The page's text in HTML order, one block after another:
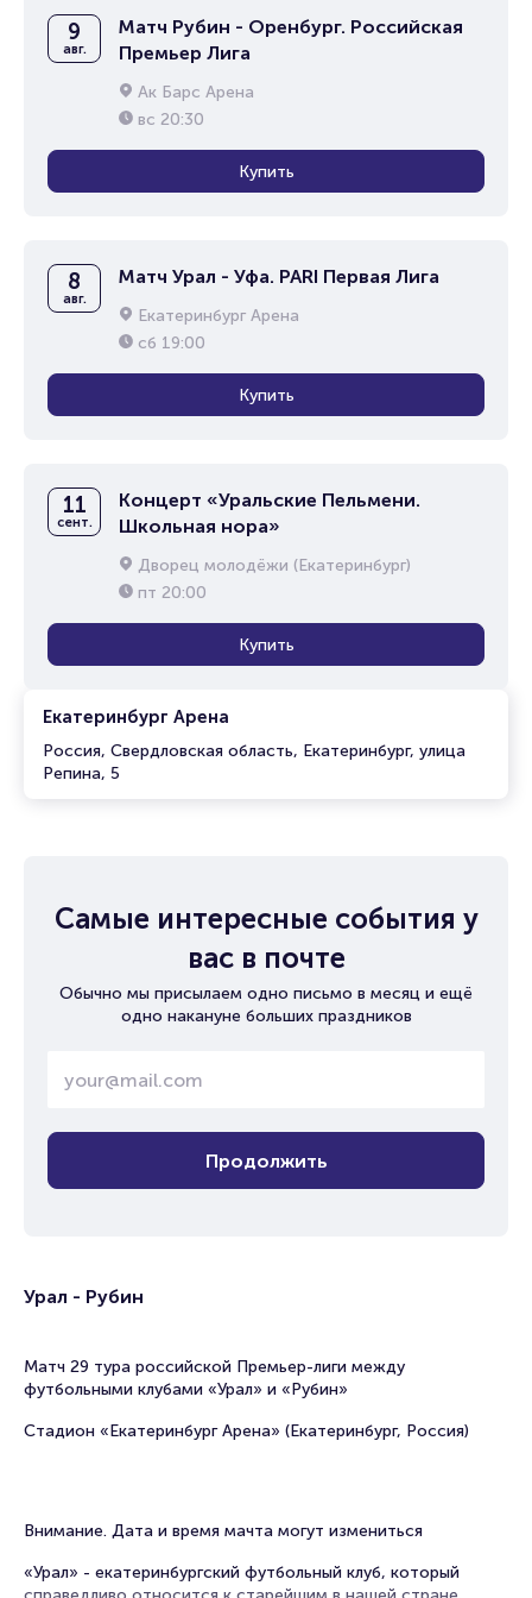
Екатеринбург Арена
Россия, Свердловская область, Екатеринбург, улица
Репина, 5
9
авг.
Матч Рубин - Оренбург. Российская
Премьер Лига
Ак Барс Арена
вс 20:30
Купить
8
авг.
Матч Урал - Уфа. PARI Первая Лига
Екатеринбург Арена
сб 19:00
Купить
11
сент.
Концерт «Уральские Пельмени.
Школьная нора»
Дворец молодёжи (Екатеринбург)
пт 20:00
Купить
Самые интересные события у
вас в почте
Обычно мы присылаем одно письмо в месяц и ещё
одно накануне больших праздников
Продолжить
Урал - Рубин
Матч 29 тура российской Премьер-лиги между
футбольными клубами «Урал» и «Рубин»
Стадион «Екатеринбург Арена» (Екатеринбург, Россия)
Внимание. Дата и время мачта могут измениться
«Урал» - екатеринбургский футбольный клуб, который